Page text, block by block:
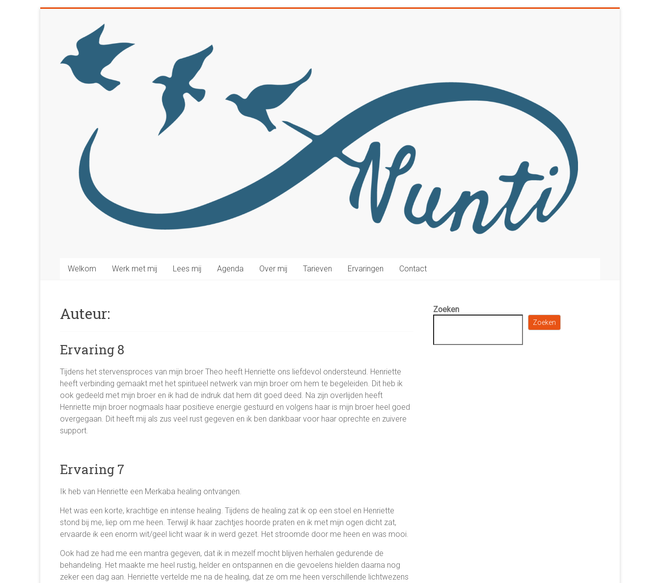
Welkom Werk met mij Lees mij Agenda Over mij Tarieven Ervaringen Contact
Auteur:
Ervaring 8
Tijdens het stervensproces van mijn broer Theo heeft Henriette ons liefdevol ondersteund. Henriette
heeft verbinding gemaakt met het spiritueel netwerk van mijn broer om hem te begeleiden. Dit heb ik
ook gedeeld met mijn broer en ik had de indruk dat hem dit goed deed. Na zijn overlijden heeft
Henriette mijn broer nogmaals haar positieve energie gestuurd en volgens haar is mijn broer heel goed
overgegaan. Dit heeft mij als zus veel rust gegeven en ik ben dankbaar voor haar oprechte en zuivere
support.
Ervaring 7
Ik heb van Henriette een Merkaba healing ontvangen.
Het was een korte, krachtige en intense healing. Tijdens de healing zat ik op een stoel en Henriette
stond bij me, liep om me heen. Terwijl ik haar zachtjes hoorde praten en ik met mijn ogen dicht zat,
ervaarde ik een enorm wit/geel licht waar ik in werd gezet. Het stroomde door me heen en was mooi.
Ook had ze had me een mantra gegeven, dat ik in mezelf mocht blijven herhalen gedurende de
behandeling. Het maakte me heel rustig, helder en ontspannen en die gevoelens hielden daarna nog
zeker een dag aan. Henriette vertelde me na de healing, dat ze om me heen verschillende lichtwezens
Zoeken
Zoeken